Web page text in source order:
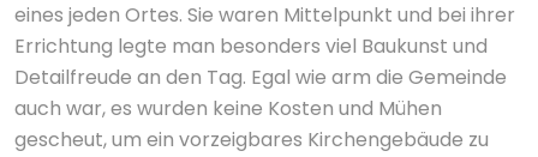
eines jeden Ortes. Sie waren Mittelpunkt und bei ihrer
Errichtung legte man besonders viel Baukunst und
Detailfreude an den Tag. Egal wie arm die Gemeinde
auch war, es wurden keine Kosten und Mühen
gescheut, um ein vorzeigbares Kirchengebäude zu